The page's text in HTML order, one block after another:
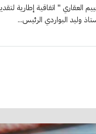
" اتفاقية إطارية
وليد البواردي الرئيس...